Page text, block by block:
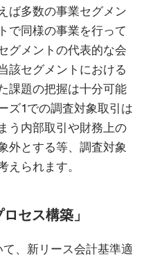
ば多数の事業セグメン
で同様の事業を行って
グメントの代表的な会
該セグメントにおける
課題の把握は十分可能
ズ1での調査対象取引は
う内部取引や財務上の
外とする等、調査対象
えられます。
セス構築」
、新リース会計基準適